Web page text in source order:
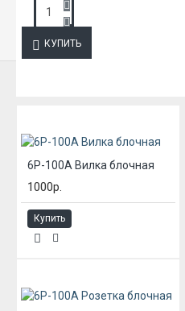
КУПИТЬ
6Р-100А Вилка блочная
1000р.
Купить